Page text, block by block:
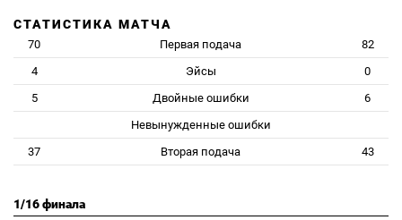
СТАТИСТИКА МАТЧА
70 Первая подача
82
4
Эйсы
0
5
Двойные ошибки
6
Невынужденные ошибки
37
Вторая подача 43
1/16 финала